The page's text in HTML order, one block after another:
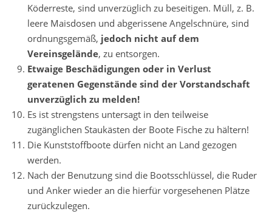
Köderreste, sind unverzüglich zu beseitigen. Müll, z. B.
leere Maisdosen und abgerissene Angelschnüre, sind
ordnungsgemäß, jedoch nicht auf dem
Vereinsgelände, zu entsorgen.
Etwaige Beschädigungen oder in Verlust
geratenen Gegenstände sind der Vorstandschaft
unverzüglich zu melden!
Es ist strengstens untersagt in den teilweise
zugänglichen Staukästen der Boote Fische zu hältern!
Die Kunststoffboote dürfen nicht an Land gezogen
werden.
Nach der Benutzung sind die Bootsschlüssel, die Ruder
und Anker wieder an die hierfür vorgesehenen Plätze
zurückzulegen.